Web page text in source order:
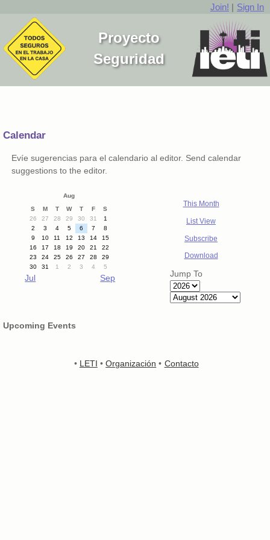
Join! | Sign In
Proyecto
Seguridad
Calendar
Evíe sugerencias para el calendario al editor. Send calendar
suggestions to the editor.
Upcoming Events
Aug
S
M T W T F
S
26
27 28 29 30 31
1
2
3 4 5 6 7
8
9
10 11 12 13 14
15
16
17 18 19 20 21
22
23
24 25 26 27 28
29
30
31 1 2 3 4 5
Jul Sep
This Month
List View
Subscribe
Download
Jump To
• LETI • Organización • Contacto